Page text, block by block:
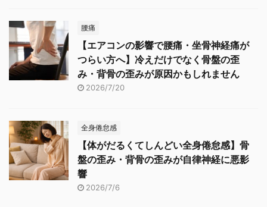
腰痛
【エアコンの影響で腰痛・坐骨神経痛が
つらい方へ】冷えだけでなく骨盤の歪
み・背骨の歪みが原因かもしれません
2026/7/20
全身倦怠感
【体がだるくてしんどい全身倦怠感】骨
盤の歪み・背骨の歪みが自律神経に悪影
響
2026/7/6